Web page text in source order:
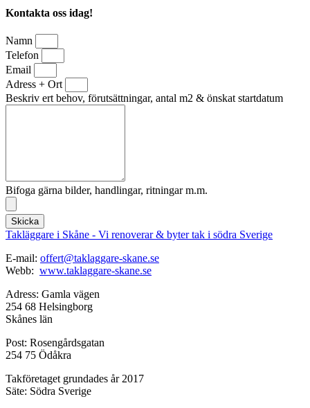
Kontakta oss idag!
Namn
Telefon
Email
Adress + Ort
Beskriv ert behov, förutsättningar, antal m2 & önskat startdatum
Bifoga gärna bilder, handlingar, ritningar m.m.
Skicka
Takläggare i Skåne - Vi renoverar & byter tak i södra Sverige
E-mail: offert@taklaggare-skane.se
Webb: www.taklaggare-skane.se
Adress: Gamla vägen
254 68 Helsingborg
Skånes län
Post: Rosengårdsgatan
254 75 Ödåkra
Takföretaget grundades år 2017
Säte: Södra Sverige